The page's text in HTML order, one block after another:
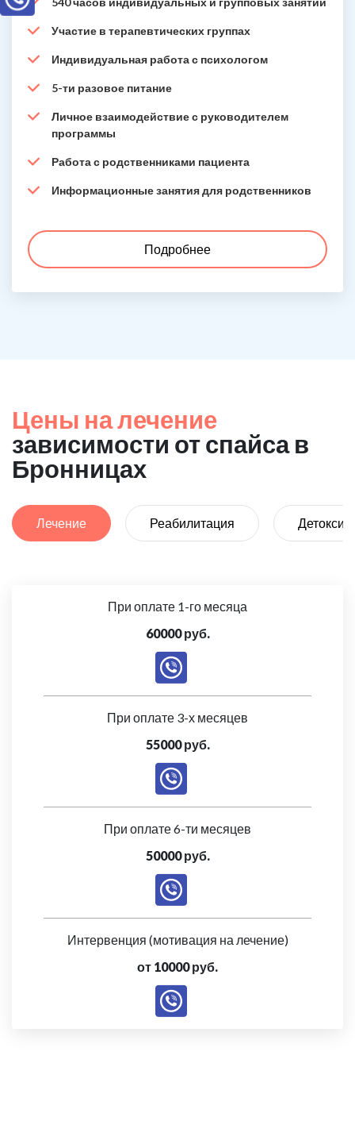
Участие в терапевтических группах
Индивидуальная работа с психологом
5-ти разовое питание
Личное взаимодействие с руководителем
программы
Работа с родственниками пациента
Информационные занятия для родственников
Подробнее
Цены на лечение
зависимости от спайса в
Бронницах
Лечение Реабилитация
При оплате 1-го месяца
60000 руб.
При оплате 3-х месяцев
55000 руб.
При оплате 6-ти месяцев
50000 руб.
Интервенция (мотивация на лечение)
от 10000 руб.